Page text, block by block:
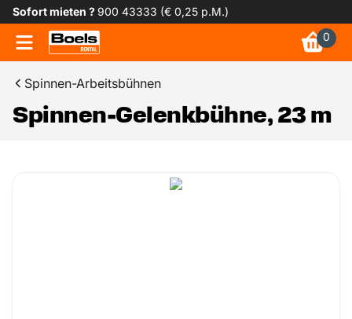
Sofort mieten ?900 43333 (€ 0,25 p.M.)
0
Spinnen-Arbeitsbühnen
Spinnen-Gelenkbühne, 23 m